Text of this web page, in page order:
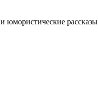
юмористические рассказы